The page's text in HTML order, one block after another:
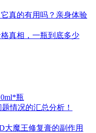
真的有用吗？亲身体验
真相，一瓶到底多少
瓶
情况的汇总分析！
大魔王修复膏的副作用